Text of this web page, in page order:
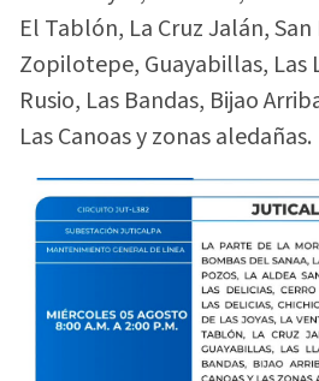
El Tablón, La Cruz Jalán,
Zopilotepe, Guayabillas, Las
Rusio, Las Bandas, Bijao
Las Canoas y zonas aledañas.